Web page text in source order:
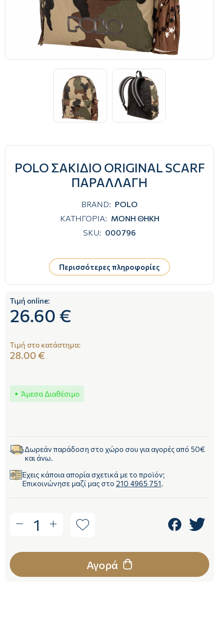
POLO ΣΑΚΙΔΙΟ ORIGINAL SCARF
ΠΑΡΑΛΛΑΓΗ
BRAND: POLO
ΚΑΤΗΓΟΡΙΑ: ΜΟΝΗ ΘΗΚΗ
SKU: 000796
Περισσότερες πληροφορίες
Τιμή online:
26.60 €
Τιμή στο κατάστημα:
28.00 €
Άμεσα Διαθέσιμο
Δωρεάν παράδοση στο χώρο σου για αγορές από 50€
και άνω.
Έχεις κάποια απορία σχετικά με το προϊόν;
Επικοινώνησε μαζί μας στο 210 4965 751.
1
Αγορά